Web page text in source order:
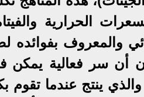
الحرارية
والمعروف بفوائده
ينتج عندما تقوم